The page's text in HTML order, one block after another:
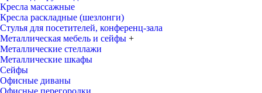
Кресла массажные
Кресла раскладные (шезлонги)
Стулья для посетителей, конференц-зала
Металлическая мебель и сейфы +
Металлические стеллажи
Металлические шкафы
Сейфы
Офисные диваны
Офисные перегородки